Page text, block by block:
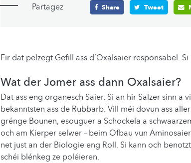
Partagez Share Tweet
Fir dat pelzegt Gefill ass d’Oxalsaier responsabel.
Wat der Jomer ass dann Oxalsaier?
Dat ass eng organesch Saier. Si an hir Salzer sinn a
bekanntsten ass de Rubbarb. Vill méi dovun ass
grénge Bounen, esouguer a Schockela a
och am Kierper selwer – beim Ofbau vun
net just an der Biologie eng Roll. Si kann och
schéi blénkeg ze poléieren.